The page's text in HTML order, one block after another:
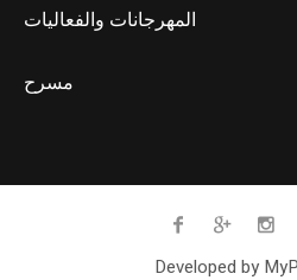
المهرجانات والفعاليات
مسرح
Developed by